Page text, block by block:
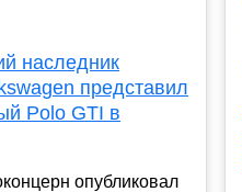
наследник
представил
Polo GTI в
опубликовал